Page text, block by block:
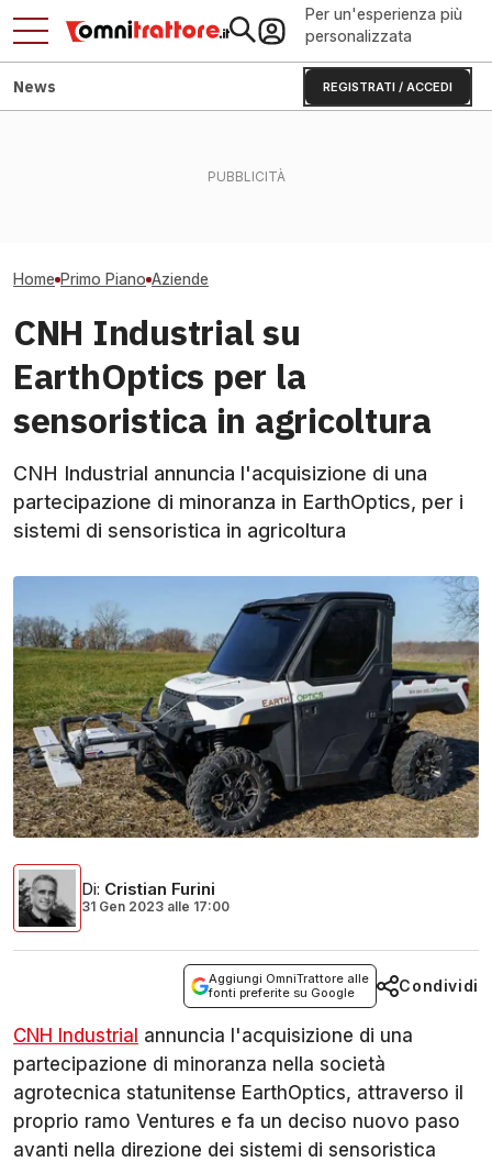
Per un'esperienza più
personalizzata
REGISTRATI / ACCEDI
News
Home Primo Piano Aziende
CNH Industrial su
EarthOptics per la
sensoristica in agricoltura
CNH Industrial annuncia l'acquisizione di una
partecipazione di minoranza in EarthOptics, per i
sistemi di sensoristica in agricoltura
Di: Cristian Furini
31 Gen 2023 alle 17:00
Aggiungi OmniTrattore alle
fonti preferite su Google
Condividi
CNH Industrial annuncia l'acquisizione di una
partecipazione di minoranza nella società
agrotecnica statunitense EarthOptics, attraverso il
proprio ramo Ventures e fa un deciso nuovo paso
avanti nella direzione dei sistemi di sensoristica